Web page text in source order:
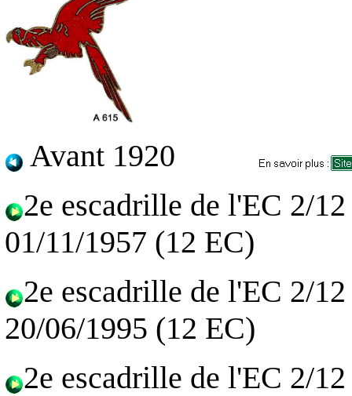
Avant 1920
2e escadrille de l'EC 2/
01/11/1957 (12 EC)
2e escadrille de l'EC 2/
20/06/1995 (12 EC)
2e escadrille de l'EC 2/